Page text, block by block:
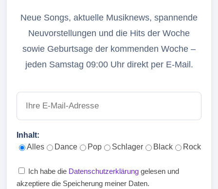
Neue Songs, aktuelle Musiknews, spannende
Neuvorstellungen und die Hits der Woche
sowie Geburtsage der kommenden Woche –
jeden Samstag 09:00 Uhr direkt per E-Mail.
Inhalt:
Alles
Dance Pop Schlager Black Rock
Ich habe die Datenschutzerklärung gelesen und
akzeptiere die Speicherung meiner Daten.